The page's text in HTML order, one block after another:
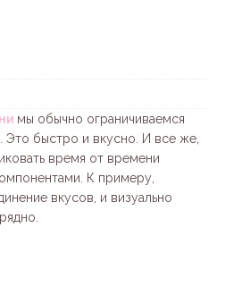
мы обычно ограничиваемся
Это быстро и вкусно. И все же,
время от времени
К примеру,
вкусов, и визуально